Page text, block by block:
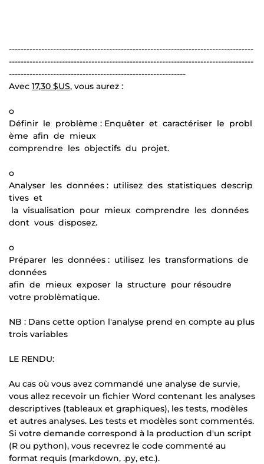
-----------------------------------------------------------------------------------
-----------------------------------------------------------------------------------
------------------------------------------------------------
Avec 17,30 $US, vous aurez :
o
Définir le problème : Enquêter et caractériser le probl
ème afin de mieux
comprendre les objectifs du projet.
o
Analyser les données : utilisez des statistiques descrip
tives et
la visualisation pour mieux comprendre les données
dont vous disposez.
o
Préparer les données : utilisez les transformations de
données
afin de mieux exposer la structure pour résoudre
votre problèmatique.
NB : Dans cette option l'analyse prend en compte au plus
trois variables
LE RENDU:
Au cas où vous avez commandé une analyse de survie,
vous allez recevoir un fichier Word contenant les analyses
descriptives (tableaux et graphiques), les tests, modèles
et autres analyses. Les tests et modèles sont commentés.
Si votre demande correspond à la production d'un script
(R ou python), vous recevrez le code commenté au
format requis (markdown, .py, etc.).